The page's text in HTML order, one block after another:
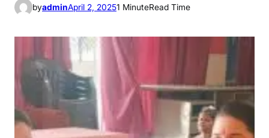
byadminApril 2, 20251 MinuteRead Time